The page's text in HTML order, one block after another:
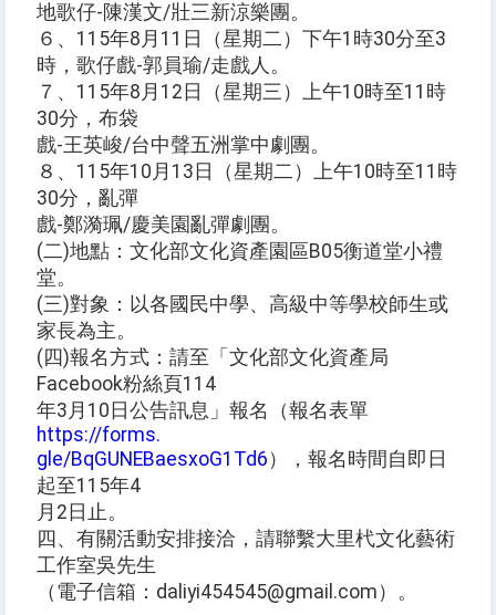
地歌仔-陳漢文/壯三新涼樂團。
６、115年8月11日（星期二）下午1時30分至3
時，歌仔戲-郭員瑜/走戲人。
７、115年8月12日（星期三）上午10時至11時
30分，布袋
戲-王英峻/台中聲五洲掌中劇團。
８、115年10月13日（星期二）上午10時至11時
30分，亂彈
戲-鄭漪珮/慶美園亂彈劇團。
(二)地點：文化部文化資產園區B05衡道堂小禮
堂。
(三)對象：以各國民中學、高級中等學校師生或
家長為主。
(四)報名方式：請至「文化部文化資產局
Facebook粉絲頁114
年3月10日公告訊息」報名（報名表單
https://forms.
gle/BqGUNEBaesxoG1Td6 ），報名時間自即日
起至115年4
月2日止。
四、有關活動安排接洽，請聯繫大里杙文化藝術
工作室吳先生
（電子信箱：daliyi454545@gmail.com）。